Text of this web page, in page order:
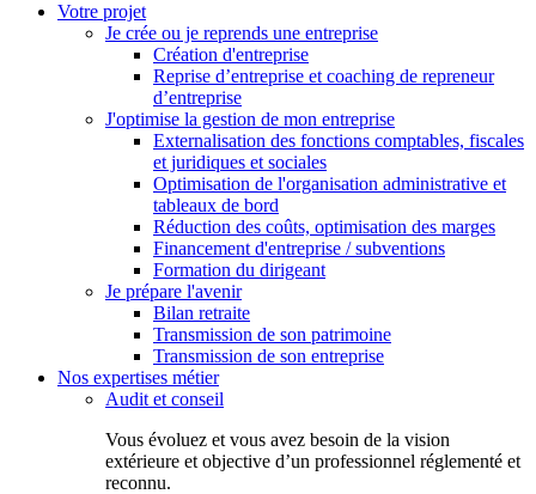
Votre projet
Je crée ou je reprends une entreprise
Création d'entreprise
Reprise d’entreprise et coaching de repreneur
d’entreprise
J'optimise la gestion de mon entreprise
Externalisation des fonctions comptables, fiscales
et juridiques et sociales
Optimisation de l'organisation administrative et
tableaux de bord
Réduction des coûts, optimisation des marges
Financement d'entreprise / subventions
Formation du dirigeant
Je prépare l'avenir
Bilan retraite
Transmission de son patrimoine
Transmission de son entreprise
Nos expertises métier
Audit et conseil
Vous évoluez et vous avez besoin de la vision
extérieure et objective d’un professionnel réglementé et
reconnu.